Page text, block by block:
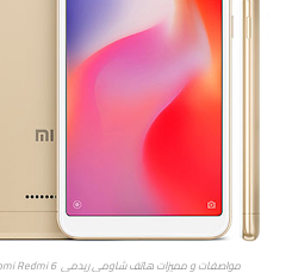
مواصفات و مميزات هاتف شاومي ريدمي Xiaomi Redmi 6